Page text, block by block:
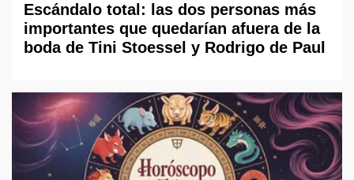
Escándalo total: las dos personas más
importantes que quedarían afuera de la
boda de Tini Stoessel y Rodrigo de Paul